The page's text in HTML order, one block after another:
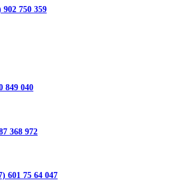
902 750 359
849 040
368 972
601 75 64 047